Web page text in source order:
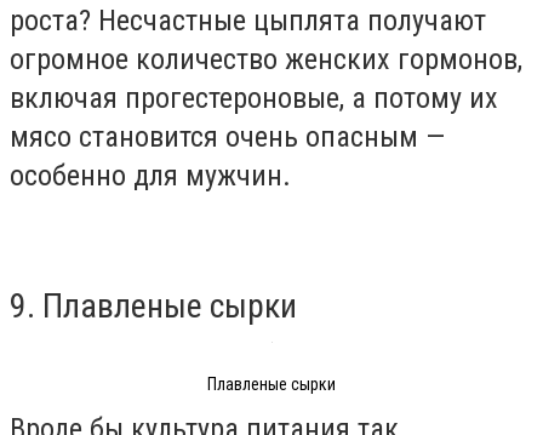
роста? Несчастные цыплята получают
огромное количество женских гормонов,
включая прогестероновые, а потому их
мясо становится очень опасным —
особенно для мужчин.
9. Плавленые сырки
Плавленые сырки